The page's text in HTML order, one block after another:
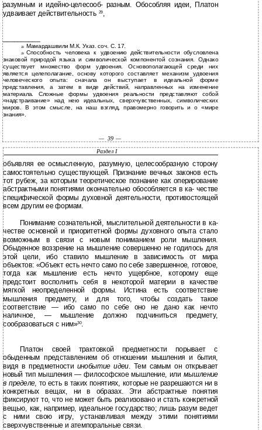
разумным и идейно-целесооб- разным. Обособляя идеи, Платон
удваивает действительность 29,
__________
28 Мамардашвили М.К. Указ. соч. С. 17.
29 Способность человека к удвоению действительности обусловлена
знаковой природой языка и символической компонентой сознания. Однако
существует множество форм удвоения. Основополагающей среди них
является целеполагание, основу которого составляет механизм удвоения
человеческого опыта: сначала он выступает в идеальной форме
представления, а затем в виде действий, направленных на изменение
материала. Сложные формы удвоения реальности представляют собой
«надстраивание» над нею идеальных, сверхчувственных, символических
миров. В этом смысле, на наш взгляд, правомерно говорить и о «мире
знания».
— 39 —
Раздел I
объявляя ее осмысленную, разумную, целесообразную сторону
самостоятельно существующей. Признание вечных законов есть
тот рубеж, за которым теоретическое познание как оперирование
абстрактными понятиями окончательно обособляется в ка- честве
специфической формы духовной деятельности, противостоящей
всем другим ее формам.
Понимание сознательной, мыслительной деятельности в ка-
честве основной и приоритетной формы духовного опыта стало
возможным в связи с новым пониманием роли мышления.
Обыденное воззрение на мышление совершенно не годилось для
этой цели, ибо ставило мышление в зависимость от мира
объектов: «Объект есть нечто само по себе завершенное, готовое,
тогда как мышление есть нечто ущербное, которому еще
предстоит восполнить себя в некоторой материи в качестве
мягкой неопределенной формы. Истина есть соответствие
мышления предмету, и для того, чтобы создать такое
соответствие — ибо само по себе оно не дано как нечто
наличное, — мышление должно подчиниться предмету,
сообразоваться с ним»30.
Платон своей трактовкой предметности порывает с
обыденным представлением об отношении мышления и бытия,
видя в предметности инобытие идеи. Тем самым он открывает
новый тип мышления — философское мышление, илимышление
в пределе, то есть в таких понятиях, которые не разрешаются ни в
конкретных вещах, ни в образах. Эти абстрактные понятия
фиксируют то, что не может быть реализовано и стать конкретной
вещью, как, например, идеальное государство; лишь разум ведет
с ними свою игру, устанавливая между этими понятиями
сверхчувственные и атемпоральные связи.